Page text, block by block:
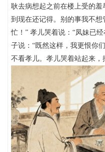
耿去病想起之前在楼上受的
到现在还记得。别的事我不
忙！” 孝儿哭着说：“凤妹已
子说：“既然这样，我更恨你
不看孝儿。孝儿哭着站起来，